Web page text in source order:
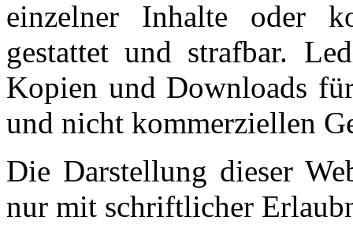
einzelner Inhalte oder
gestattet und strafbar.
Kopien und Downloads
und nicht kommerziellen
Die Darstellung dieser
nur mit schriftlicher